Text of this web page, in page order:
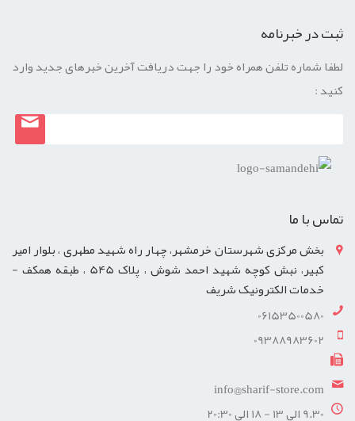
ثبت در خبرنامه
لطفا شماره تلفن همراه خود را جهت دریافت آخرین خبرهای جدید وارد
کنید :
تماس با ما
بخش مرکزی شهرستان خرمشهر، چهار راه شهید مطهری ، بلوار امیر
کبیر، نبش کوچه شهید احمد شوش ، پلاک 545 ، طبقه همکف -
خدمات الکترونیک شریف
06153500580
09388983602
info@sharif-store.com
9.30 الی 13 - 18 الی 20:30